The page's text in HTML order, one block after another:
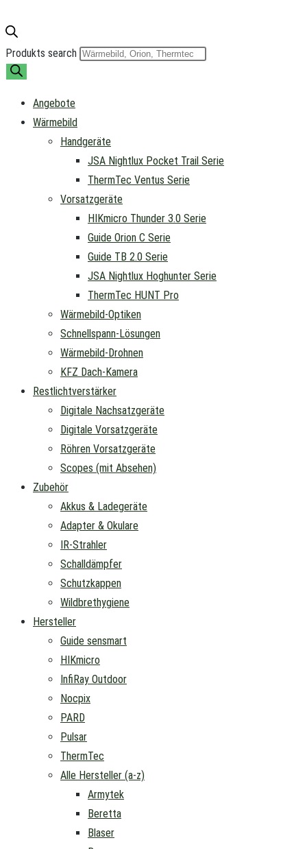
Produkts search
Angebote
Wärmebild
Handgeräte
JSA Nightlux Pocket Trail Serie
ThermTec Ventus Serie
Vorsatzgeräte
HIKmicro Thunder 3.0 Serie
Guide Orion C Serie
Guide TB 2.0 Serie
JSA Nightlux Hoghunter Serie
ThermTec HUNT Pro
Wärmebild-Optiken
Schnellspann-Lösungen
Wärmebild-Drohnen
KFZ Dach-Kamera
Restlichtverstärker
Digitale Nachsatzgeräte
Digitale Vorsatzgeräte
Röhren Vorsatzgeräte
Scopes (mit Absehen)
Zubehör
Akkus & Ladegeräte
Adapter & Okulare
IR-Strahler
Schalldämpfer
Schutzkappen
Wildbrethygiene
Hersteller
Guide sensmart
HIKmicro
InfiRay Outdoor
Nocpix
PARD
Pulsar
ThermTec
Alle Hersteller (a-z)
Armytek
Beretta
Blaser